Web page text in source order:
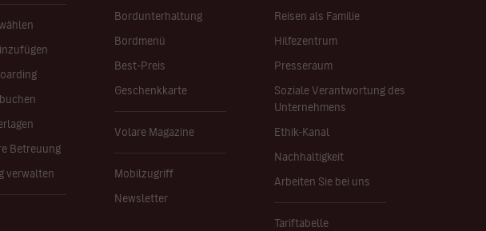
Betreuung
verwalten
Bordunterhaltung
Bordmenü
Best-Preis
Geschenkkarte
Volare Magazine
Mobilzugriff
Newsletter
Reisen als Familie
Hilfezentrum
Presseraum
Soziale Verantwortung des
Unternehmens
Ethik-Kanal
Nachhaltigkeit
Arbeiten Sie bei uns
Tariftabelle